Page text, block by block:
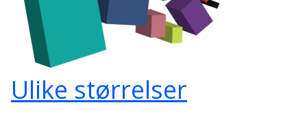
Ulike størrelser